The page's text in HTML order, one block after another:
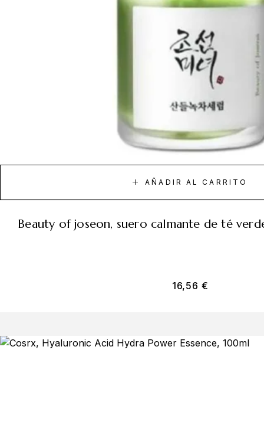
AÑADIR AL CARRITO
beauty of joseon, suero calmante de té
16,56 €